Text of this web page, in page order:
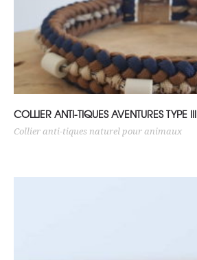
Choix des options
COLLIER ANTI-TIQUES AVENTURES TYPE III
Collier anti-tiques naturel pour animaux